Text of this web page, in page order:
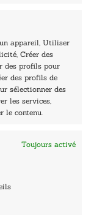
appareil, Utiliser
Créer des
des profils pour
des profils de
sélectionner des
les services,
le contenu.
Toujours activé